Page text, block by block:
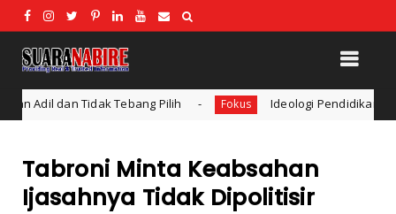
Pilih Fokus Ideologi Pendidikan: Konsep dan Bentuk
Tabroni Minta Keabsahan
Ijasahnya Tidak Dipolitisir